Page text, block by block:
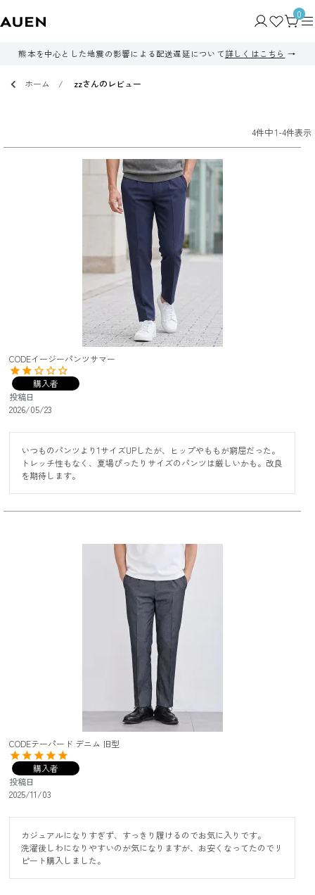
0
熊本を中心とした地震の影響による配送遅延について詳しくはこちら
ホーム zzさんのレビュー
4件中1-4件表示
CODEイージーパンツサマー
購入者
投稿日
2026/05/23
いつものパンツより1サイズUPしたが、ヒップやももが窮屈だった。
トレッチ性もなく、夏場ぴったりサイズのパンツは厳しいかも。改良
を期待します。
CODEテーパード デニム 旧型
購入者
投稿日
2025/11/03
カジュアルになりすぎず、すっきり履けるのでお気に入りです。
洗濯後しわになりやすいのが気になりますが、お安くなってたのでリ
ピート購入しました。